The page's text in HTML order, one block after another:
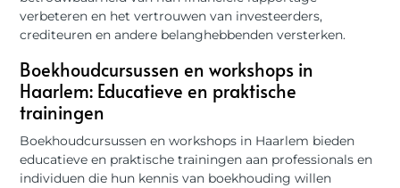
verbeteren en het vertrouwen van investeerders,
crediteuren en andere belanghebbenden versterken.
Boekhoudcursussen en workshops in
Haarlem: Educatieve en praktische
trainingen
Boekhoudcursussen en workshops in Haarlem bieden
educatieve en praktische trainingen aan professionals en
individuen die hun kennis van boekhouding willen